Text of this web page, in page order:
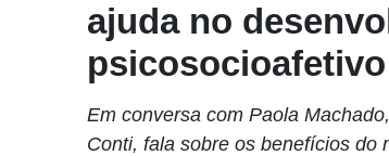
ajuda no
psicosocioafetivo
Em conversa com Paola
Conti, fala sobre os benefícios do